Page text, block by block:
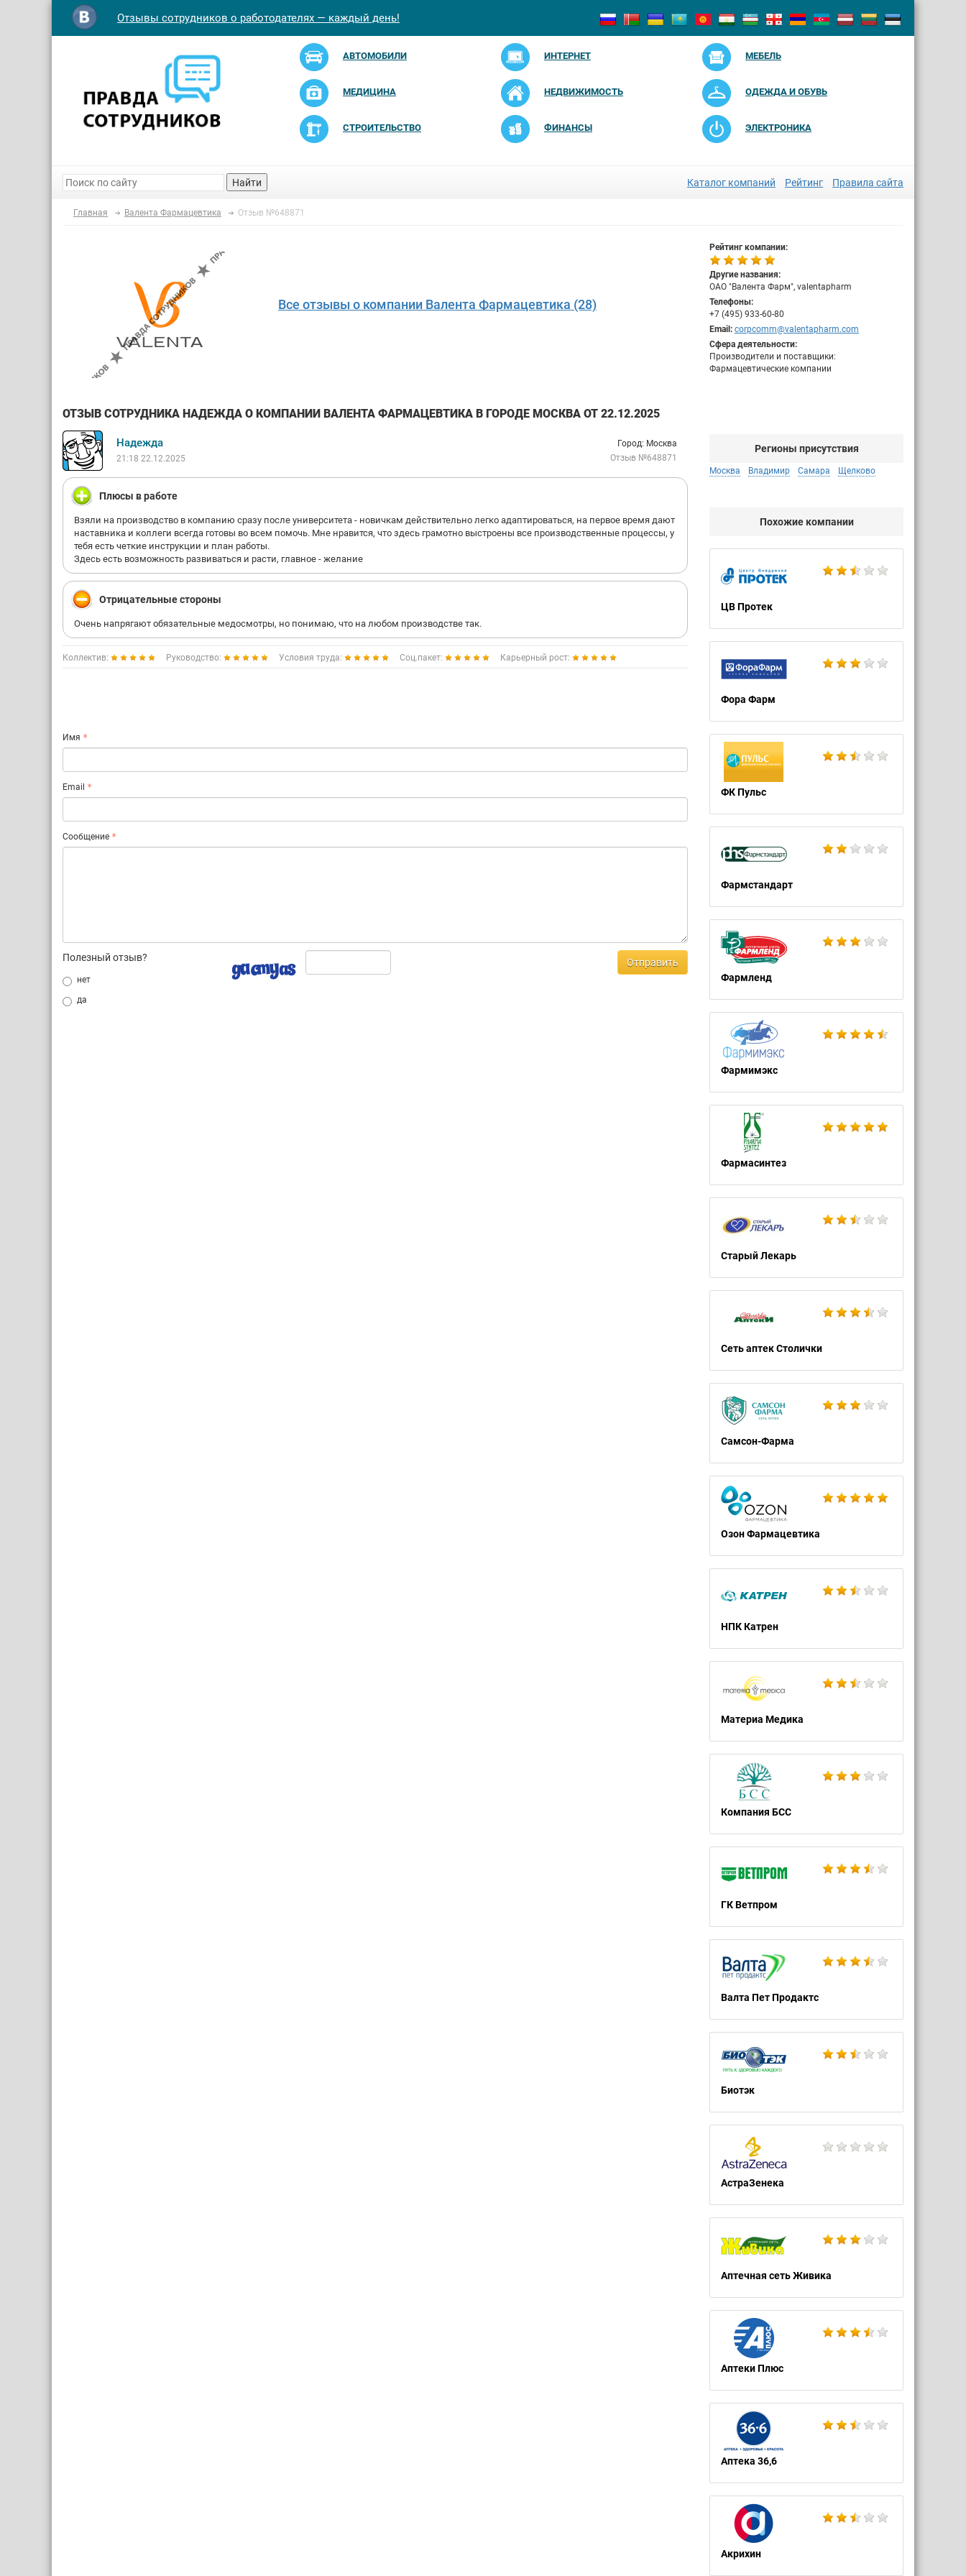
Отзывы сотрудников о работодателях — каждый день!
АВТОМОБИЛИ ИНТЕРНЕТ МЕБЕЛЬ
МЕДИЦИНА НЕДВИЖИМОСТЬ ОДЕЖДА И ОБУВЬ
СТРОИТЕЛЬСТВО ФИНАНСЫ ЭЛЕКТРОНИКА
Найти Каталог компаний Рейтинг Правила сайта
Главная Валента Фармацевтика Отзыв №648871
Все отзывы о компании Валента Фармацевтика (28)
Рейтинг компании:
Другие названия:
ОАО "Валента Фарм", valentapharm
Телефоны:
+7 (495) 933-60-80
Email: corpcomm@valentapharm.com
Сфера деятельности:
Производители и поставщики:
Фармацевтические компании
ОТЗЫВ СОТРУДНИКА НАДЕЖДА О КОМПАНИИ ВАЛЕНТА ФАРМАЦЕВТИКА В ГОРОДЕ МОСКВА ОТ 22.12.2025
Надежда
21:18 22.12.2025
Город: Москва
Отзыв №648871
Плюсы в работе
Взяли на производство в компанию сразу после университета - новичкам действительно легко адаптироваться, на первое время дают
наставника и коллеги всегда готовы во всем помочь. Мне нравится, что здесь грамотно выстроены все производственные процессы, у
тебя есть четкие инструкции и план работы.
Здесь есть возможность развиваться и расти, главное - желание
Отрицательные стороны
Очень напрягают обязательные медосмотры, но понимаю, что на любом производстве так.
Коллектив: Руководство: Условия труда: Соц.пакет: Карьерный рост:
Имя
Email
Сообщение
Полезный отзыв?
нет
да
Отправить
Регионы присутствия
Москва Владимир Самара Щелково
Похожие компании
ЦВ Протек
Фора Фарм
ФК Пульс
Фармстандарт
Фармленд
Фармимэкс
Фармасинтез
Старый Лекарь
Сеть аптек Столички
Самсон-Фарма
Озон Фармацевтика
НПК Катрен
Материа Медика
Компания БСС
ГК Ветпром
Валта Пет Продактс
Биотэк
АстраЗенека
Аптечная сеть Живика
Аптеки Плюс
Аптека 36,6
Акрихин